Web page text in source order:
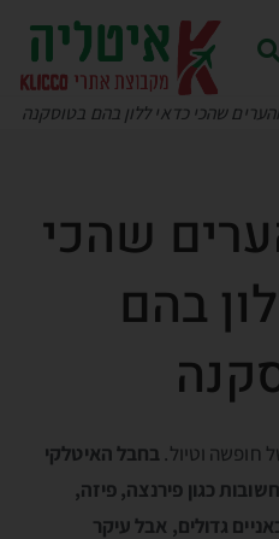
שהכי כדאי ללון בהם בטוסקנה
שהכי
בהם
חופשה וטיול. בחבל האיטלקי
כגון פירנצה, פיזה,
גדולים, אבל עיקר